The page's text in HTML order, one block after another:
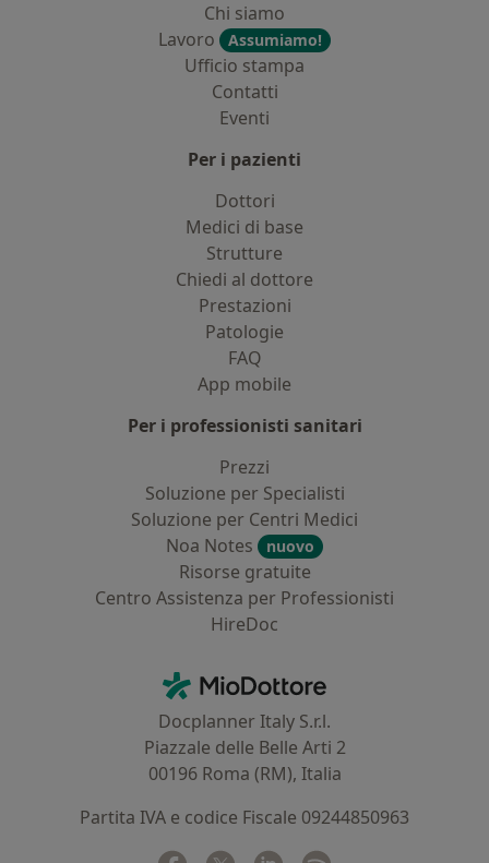
Chi siamo
Lavoro
Assumiamo!
Ufficio stampa
Contatti
Eventi
Per i pazienti
Dottori
Medici di base
Strutture
Chiedi al dottore
Prestazioni
Patologie
FAQ
App mobile
Per i professionisti sanitari
Prezzi
Soluzione per Specialisti
Soluzione per Centri Medici
Noa Notes
nuovo
Risorse gratuite
Centro Assistenza per Professionisti
HireDoc
MioDottore - Homepage
Docplanner Italy S.r.l.
Piazzale delle Belle Arti 2
00196 Roma (RM), Italia
Partita IVA e codice Fiscale 09244850963